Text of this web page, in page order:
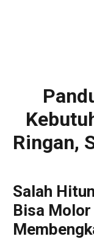
Ringan,
Salah
Bisa Molor